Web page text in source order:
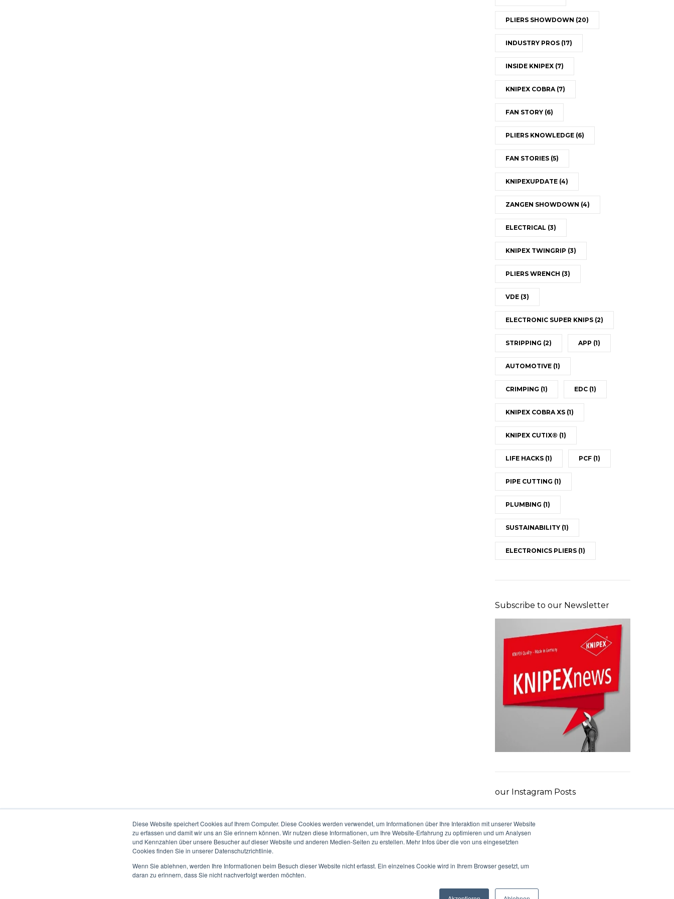
Diese Website speichert Cookies auf Ihrem Computer. Diese Cookies werden verwendet, um Informationen über Ihre Interaktion mit unserer Website
zu erfassen und damit wir uns an Sie erinnern können. Wir nutzen diese Informationen, um Ihre Website-Erfahrung zu optimieren und um Analysen
und Kennzahlen über unsere Besucher auf dieser Website und anderen Medien-Seiten zu erstellen. Mehr Infos über die von uns eingesetzten
Cookies finden Sie in unserer Datenschutzrichtlinie.
Wenn Sie ablehnen, werden Ihre Informationen beim Besuch dieser Website nicht erfasst. Ein einzelnes Cookie wird in Ihrem Browser gesetzt, um
daran zu erinnern, dass Sie nicht nachverfolgt werden möchten.
PLIERS SHOWDOWN (20)
INDUSTRY PROS (17)
INSIDE KNIPEX (7)
KNIPEX COBRA (7)
FAN STORY (6)
PLIERS KNOWLEDGE (6)
FAN STORIES (5)
KNIPEXUPDATE (4)
ZANGEN SHOWDOWN (4)
ELECTRICAL (3)
KNIPEX TWINGRIP (3)
PLIERS WRENCH (3)
VDE (3)
ELECTRONIC SUPER KNIPS (2)
STRIPPING (2) APP (1)
AUTOMOTIVE (1)
CRIMPING (1) EDC (1)
KNIPEX COBRA XS (1)
KNIPEX CUTIX® (1)
LIFE HACKS (1) PCF (1)
PIPE CUTTING (1)
PLUMBING (1)
SUSTAINABILITY (1)
ELECTRONICS PLIERS (1)
Subscribe to our Newsletter
our Instagram Posts